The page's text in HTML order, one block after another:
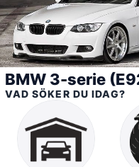
BMW 3-serie
VAD SÖKER DU IDAG?